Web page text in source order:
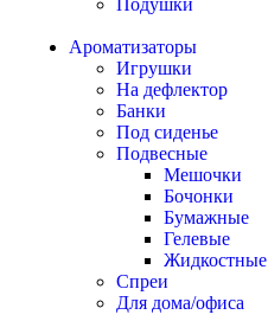
Подушки
Ароматизаторы
Игрушки
На дефлектор
Банки
Под сиденье
Подвесные
Мешочки
Бочонки
Бумажные
Гелевые
Жидкостные
Спреи
Для дома/офиса